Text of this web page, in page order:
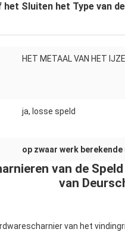
het Sluiten het Type van
HET METAAL VAN HET
ja, losse speld
op zwaar werk
van de
van
van het